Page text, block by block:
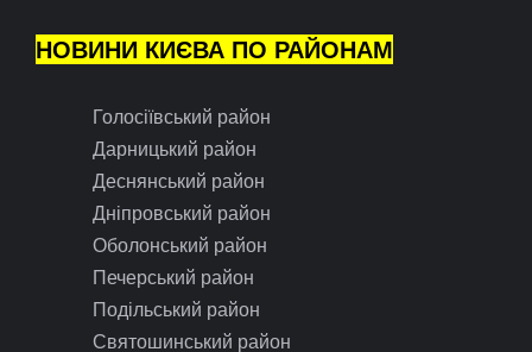
НОВИНИ КИЄВА ПО РАЙОНАМ
Голосіївський район
Дарницький район
Деснянський район
Дніпровський район
Оболонський район
Печерський район
Подільський район
Святошинський район